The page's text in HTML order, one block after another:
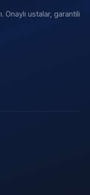
Onaylı ustalar, garantili